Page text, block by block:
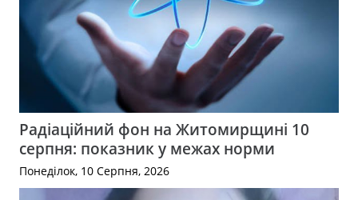
Радіаційний фон на Житомирщині 10
серпня: показник у межах норми
Понеділок, 10 Серпня, 2026